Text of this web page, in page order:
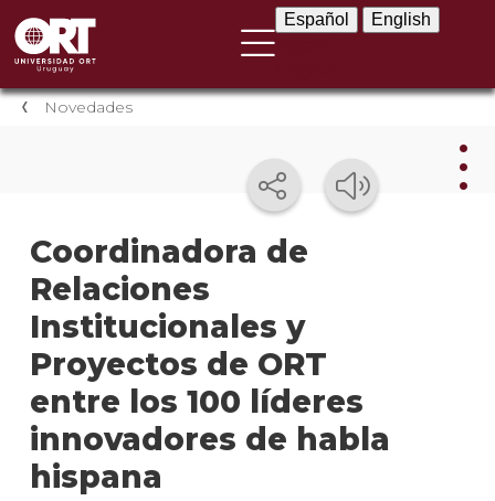
Español English
Novedades
Coordinadora de
Relaciones
Institucionales y
Proyectos de ORT
entre los 100 líderes
innovadores de habla
hispana